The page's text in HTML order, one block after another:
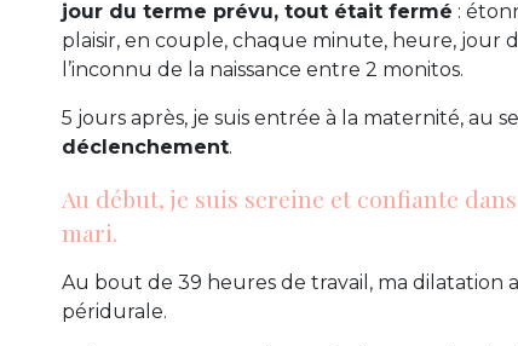
jour du terme prévu, tout était fermé :
plaisir, en couple, chaque minute, heure, jour
l’inconnu de la naissance entre 2 monitos.
5 jours après, je suis entrée à la maternité, au
déclenchement.
Au début, je suis sereine et confiante
mari.
Au bout de 39 heures de travail, ma dilatation
péridurale.